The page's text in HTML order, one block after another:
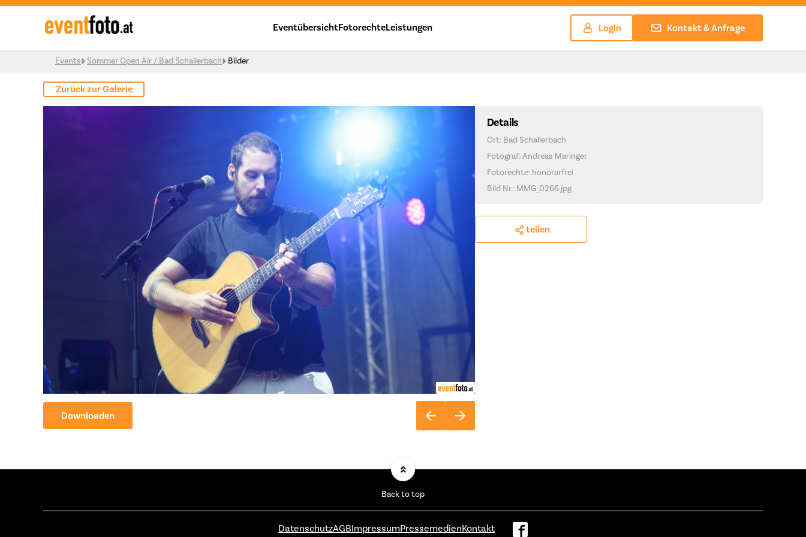
Skip to content
EventübersichtFotorechteLeistungen Login Kontakt & Anfrage
Events Sommer Open Air / Bad Schallerbach Bilder
Zurück zur Galerie
Downloaden
Details
Ort: Bad Schallerbach
Fotograf: Andreas Maringer
Fotorechte: honorarfrei
Bild Nr.: MMG_0266.jpg
teilen
Back to top
DatenschutzAGBImpressumPressemedienKontakt